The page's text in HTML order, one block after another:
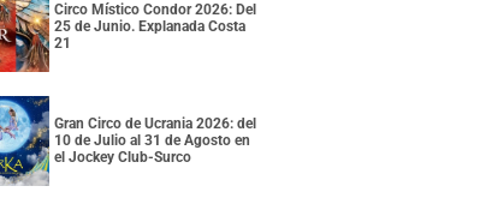
Circo Místico Condor 2026: Del
25 de Junio. Explanada Costa
21
Gran Circo de Ucrania 2026: del
10 de Julio al 31 de Agosto en
el Jockey Club-Surco